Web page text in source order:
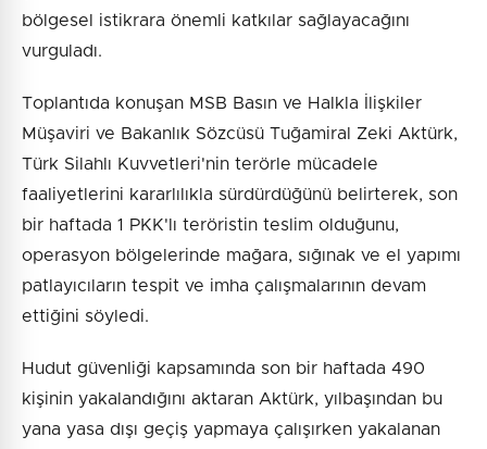
bölgesel istikrara önemli katkılar sağlayacağını
vurguladı.
Toplantıda konuşan MSB Basın ve Halkla İlişkiler
Müşaviri ve Bakanlık Sözcüsü Tuğamiral Zeki Aktürk,
Türk Silahlı Kuvvetleri'nin terörle mücadele
faaliyetlerini kararlılıkla sürdürdüğünü belirterek, son
bir haftada 1 PKK'lı teröristin teslim olduğunu,
operasyon bölgelerinde mağara, sığınak ve el yapımı
patlayıcıların tespit ve imha çalışmalarının devam
ettiğini söyledi.
Hudut güvenliği kapsamında son bir haftada 490
kişinin yakalandığını aktaran Aktürk, yılbaşından bu
yana yasa dışı geçiş yapmaya çalışırken yakalanan